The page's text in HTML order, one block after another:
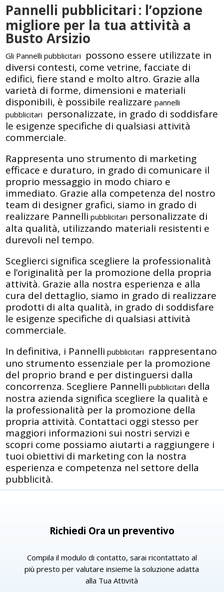
Pannelli pubblicitari: l’opzione
migliore per la tua attività a
Busto Arsizio
Gli Pannelli pubblicitari possono essere utilizzate in
diversi contesti, come vetrine, facciate di
edifici, fiere stand e molto altro. Grazie alla
varietà di forme, dimensioni e materiali
disponibili, è possibile realizzarepannelli
pubblicitari personalizzate, in grado di soddisfare
le esigenze specifiche di qualsiasi attività
commerciale.
Rappresenta uno strumento di marketing
efficace e duraturo, in grado di comunicare il
proprio messaggio in modo chiaro e
immediato. Grazie alla competenza del nostro
team di designer grafici, siamo in grado di
realizzare Pannelli pubblicitari personalizzate di
alta qualità, utilizzando materiali resistenti e
durevoli nel tempo.
Sceglierci significa scegliere la professionalità
e l’originalità per la promozione della propria
attività. Grazie alla nostra esperienza e alla
cura del dettaglio, siamo in grado di realizzare
prodotti di alta qualità, in grado di soddisfare
le esigenze specifiche di qualsiasi attività
commerciale.
In definitiva, i Pannelli pubblicitari rappresentano
uno strumento essenziale per la promozione
del proprio brand e per distinguersi dalla
concorrenza. Scegliere Pannelli pubblicitari della
nostra azienda significa scegliere la qualità e
la professionalità per la promozione della
propria attività. Contattaci oggi stesso per
maggiori informazioni sui nostri servizi e
scopri come possiamo aiutarti a raggiungere i
tuoi obiettivi di marketing con la nostra
esperienza e competenza nel settore della
pubblicità.
Richiedi Ora un preventivo
Compila il modulo di contatto, sarai ricontattato al
più presto per valutare insieme la soluzione adatta
alla Tua Attività